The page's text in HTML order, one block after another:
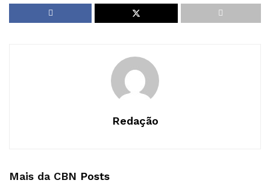
Redação
Mais da CBN Posts